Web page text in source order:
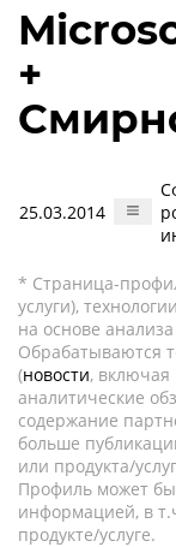
+
25.03.2014
* Страница-
услуги),
на основе
Обрабатываются
(новости, включая
аналитические
содержание
больше
или продукта/
Профиль может
информацией, в
продукте/услуге.